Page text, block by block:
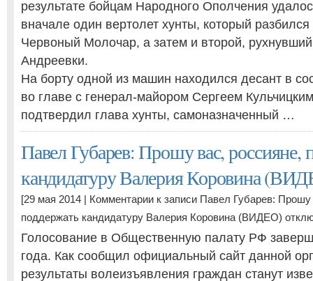
результате бойцам Народного Ополчения
вначале один вертолет хунты, который
Червоный Молочар, а затем и второй,
Андреевки.
На борту одной из машин находился десант в
во главе с генерал-майором Сергеем
подтвердил глава хунты, самоназначенный …
Павел Губарев: Прошу вас, россияне,
кандидатуру Валерия Коровина
[29 мая 2014 | Комментарии к записи Павел Губарев: Прошу
поддержать кандидатуру Валерия Коровина (ВИДЕО)
Голосование в Общественную палату РФ
года. Как сообщил официальный сайт данной
результаты волеизъявления граждан станут